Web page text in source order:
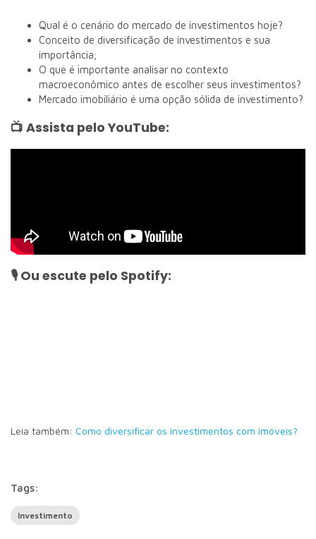
Qual é o cenário do mercado de investimentos hoje?
Conceito de diversificação de investimentos e sua
importância;
O que é importante analisar no contexto
macroeconômico antes de escolher seus investimentos?
Mercado imobiliário é uma opção sólida de investimento?
📺 Assista pelo YouTube:
🎙️ Ou escute pelo Spotify:
Leia também: Como diversificar os investimentos com imóveis?
Tags:
Investimento